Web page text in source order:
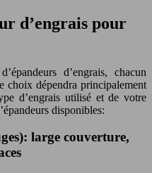
d’engrais pour
d’engrais, chacun
choix dépendra principalement
d’engrais utilisé et de votre
disponibles:
large couverture,